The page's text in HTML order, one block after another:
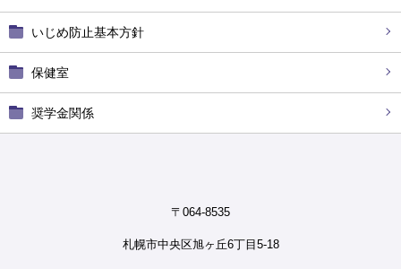
いじめ防止基本方針
保健室
奨学金関係
〒064-8535
札幌市中央区旭ヶ丘6丁目5-18